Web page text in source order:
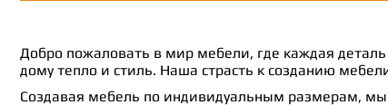
Добро пожаловать в мир мебели, где каждая
дому тепло и стиль. Наша страсть к созданию
Создавая мебель по индивидуальным размерам, мы